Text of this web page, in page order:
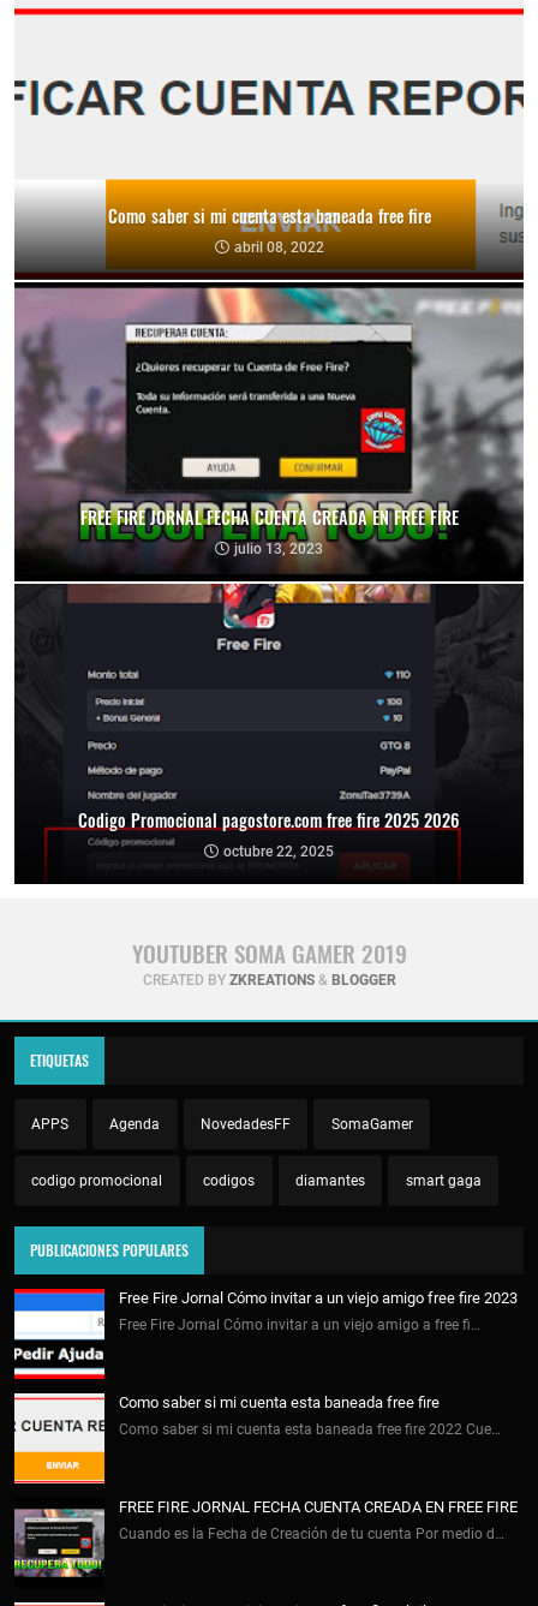
Como saber si mi cuenta esta baneada free fire
abril 08, 2022
FREE FIRE JORNAL FECHA CUENTA CREADA EN FREE FIRE
julio 13, 2023
Codigo Promocional pagostore.com free fire 2025 2026
octubre 22, 2025
YOUTUBER SOMA GAMER 2019
CREATED BY ZKREATIONS& BLOGGER
ETIQUETAS
APPS Agenda NovedadesFF SomaGamer
codigo promocional codigos diamantes smart gaga
PUBLICACIONES POPULARES
Free Fire Jornal Cómo invitar a un viejo amigo free fire 2023
Free Fire Jornal Cómo invitar a un viejo amigo a free fi…
Como saber si mi cuenta esta baneada free fire
Como saber si mi cuenta esta baneada free fire 2022 Cue…
FREE FIRE JORNAL FECHA CUENTA CREADA EN FREE FIRE
Cuando es la Fecha de Creación de tu cuenta Por medio d…